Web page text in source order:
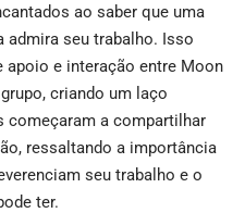
ao saber que uma
admira seu trabalho. Isso
apoio e interação entre Moon
criando um laço
começaram a compartilhar
ressaltando a importância
seu trabalho e o
ter.